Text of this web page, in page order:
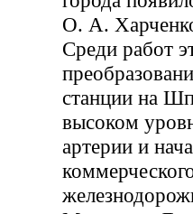
О. А.
Среди работ
станции на
высоком
артерии и